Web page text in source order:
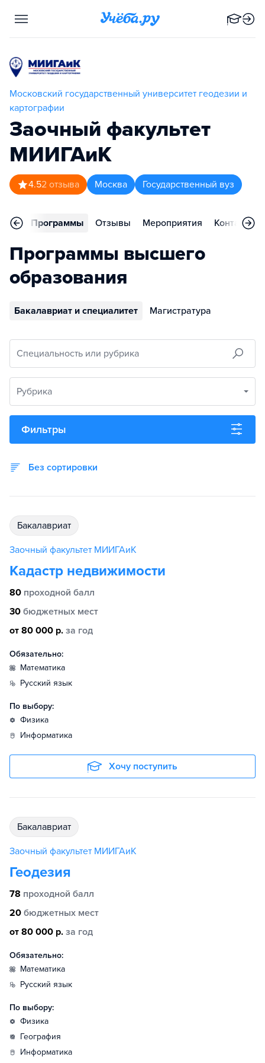
Московский государственный университет геодезии и
картографии
Заочный факультет
МИИГАиК
4.52 отзыва Москва Государственный вуз
Программы Отзывы Мероприятия Контакты
Программы высшего
образования
Бакалавриат и специалитет Магистратура
Специальность или рубрика
Рубрика
Фильтры
Без сортировки
бакалавриат
Заочный факультет МИИГАиК
Кадастр недвижимости
80 проходной балл
30 бюджетных мест
от 80 000 р. за год
Обязательно:
математика
русский язык
По выбору:
физика
информатика
Хочу поступить
бакалавриат
Заочный факультет МИИГАиК
Геодезия
78 проходной балл
20 бюджетных мест
от 80 000 р. за год
Обязательно:
математика
русский язык
По выбору:
физика
география
информатика